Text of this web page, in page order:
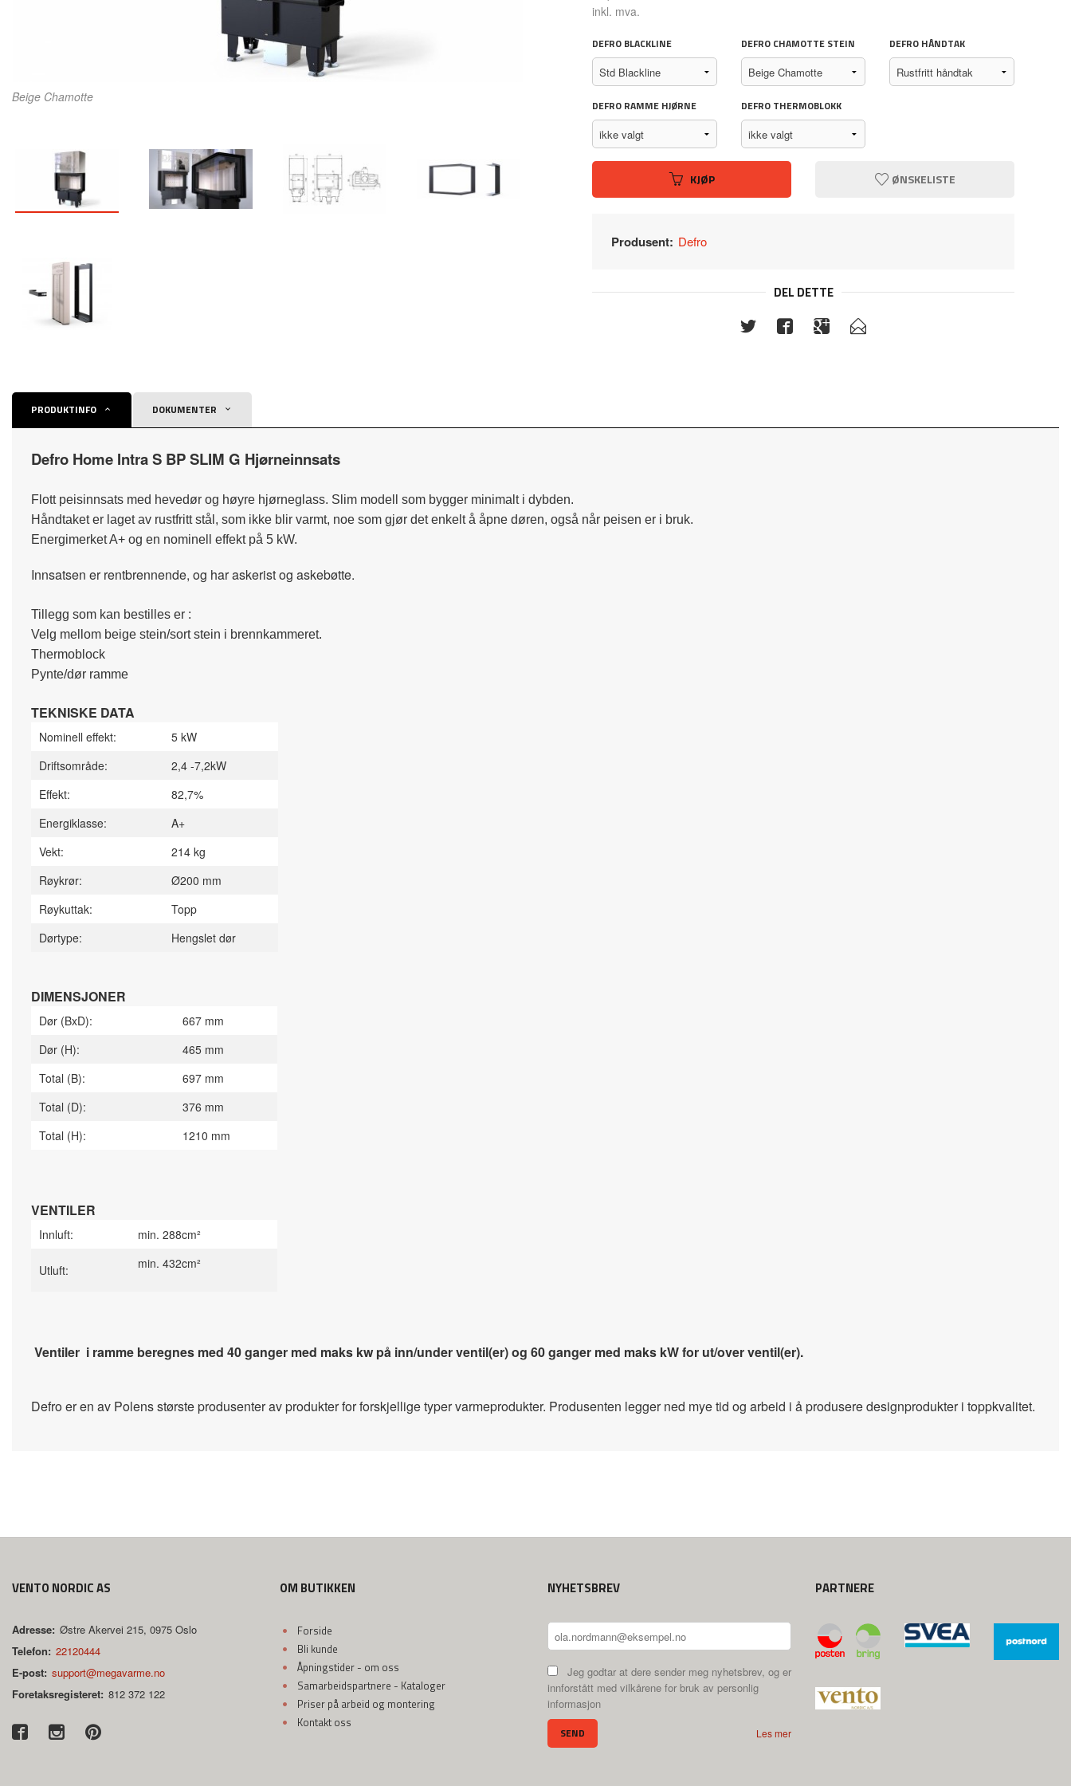
Beige Chamotte
Rabatt
inkl. mva.
DEFRO BLACKLINE DEFRO CHAMOTTE STEIN DEFRO HÅNDTAK
DEFRO RAMME HJØRNE DEFRO THERMOBLOKK
KJØP ØNSKELISTE
Produsent: Defro
DEL DETTE
PRODUKTINFO DOKUMENTER
Defro Home Intra S BP SLIM G Hjørneinnsats
Flott peisinnsats med hevedør og høyre hjørneglass. Slim modell som bygger minimalt i dybden.
Håndtaket er laget av rustfritt stål, som ikke blir varmt, noe som gjør det enkelt å åpne døren, også når peisen er i bruk.
Energimerket A+ og en nominell effekt på 5 kW.
Innsatsen er rentbrennende, og har askerist og askebøtte.
Tillegg som kan bestilles er :
Velg mellom beige stein/sort stein i brennkammeret.
Thermoblock
Pynte/dør ramme
TEKNISKE DATA
Nominell effekt:
5 kW
Driftsområde:
2,4 -7,2kW
Effekt:
82,7%
Energiklasse:
A+
Vekt:
214 kg
Røykrør:
Ø200 mm
Røykuttak:
Topp
Dørtype:
Hengslet dør
DIMENSJONER
Dør (BxD):
667 mm
Dør (H):
465 mm
Total (B):
697 mm
Total (D):
376 mm
Total (H):
1210 mm
VENTILER
Innluft: min. 288cm²
Utluft: min. 432cm²
Ventiler i ramme beregnes med 40 ganger med maks kw på inn/under ventil(er) og 60 ganger med maks kW for ut/over ventil(er).
Defro er en av Polens største produsenter av produkter for forskjellige typer varmeprodukter. Produsenten legger ned mye tid og arbeid i å produsere designprodukter i toppkvalitet.
VENTO NORDIC AS
Adresse: Østre Akervei 215, 0975 Oslo
Telefon: 22120444
E-post: support@megavarme.no
Foretaksregisteret: 812 372 122
OM BUTIKKEN
Forside
Bli kunde
Åpningstider - om oss
Samarbeidspartnere - Kataloger
Priser på arbeid og montering
Kontakt oss
NYHETSBREV
Jeg godtar at dere sender meg nyhetsbrev, og er
innforstått med vilkårene for bruk av personlig
informasjon
Les mer
PARTNERE